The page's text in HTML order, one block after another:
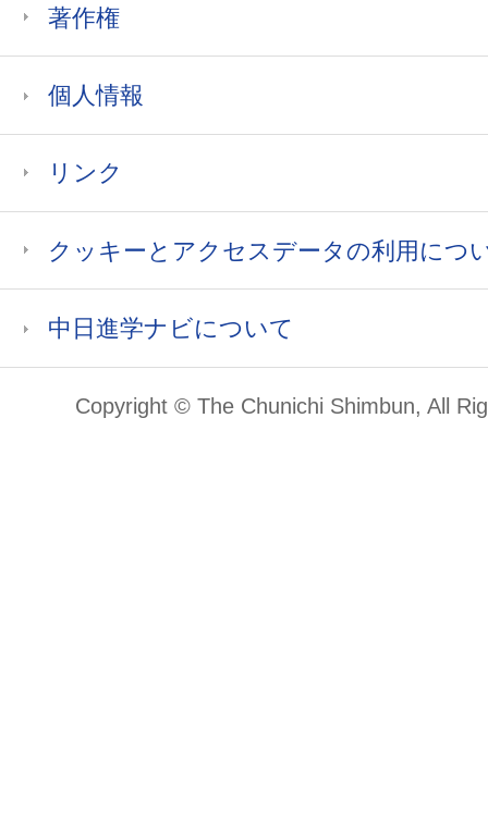
著作権
個人情報
リンク
クッキーとアクセスデータの利用につ
中日進学ナビについて
Copyright © The Chunichi Shimbun, All